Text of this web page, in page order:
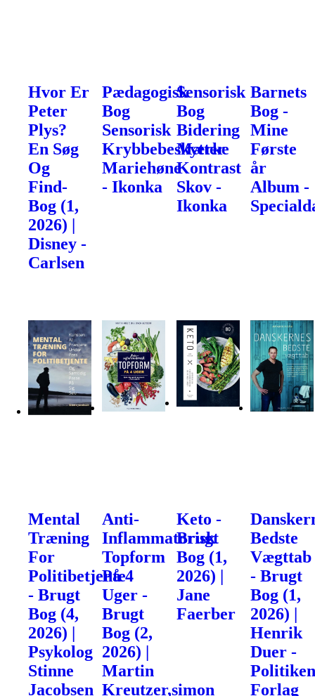
Hvor Er
Peter
Plys?
En Søg
Og
Find-
Bog (1,
2026) |
Disney -
Carlsen
Pædagogisk
Bog
Sensorisk
Krybbebeskytter
Mariehøne
- Ikonka
Sensorisk
Bog
Bidering
Mærke
Kontrast
Skov -
Ikonka
Barnets
Bog -
Mine
Første
år
Album -
Mental
Træning
For
Politibetjente
- Brugt
Bog (4,
2026) |
Psykolog
Stinne
Jacobsen
Anti-
Inflammatorisk
Topform
På 4
Uger -
Brugt
Bog (2,
2026) |
Martin
Kreutzer,simon
Keto -
Brugt
Bog (1,
2026) |
Jane
Faerber
Bedste
Vægttab
- Brugt
Bog (1,
2026) |
Henrik
Duer -
Forlag